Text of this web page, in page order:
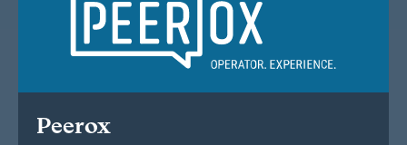
Peerox